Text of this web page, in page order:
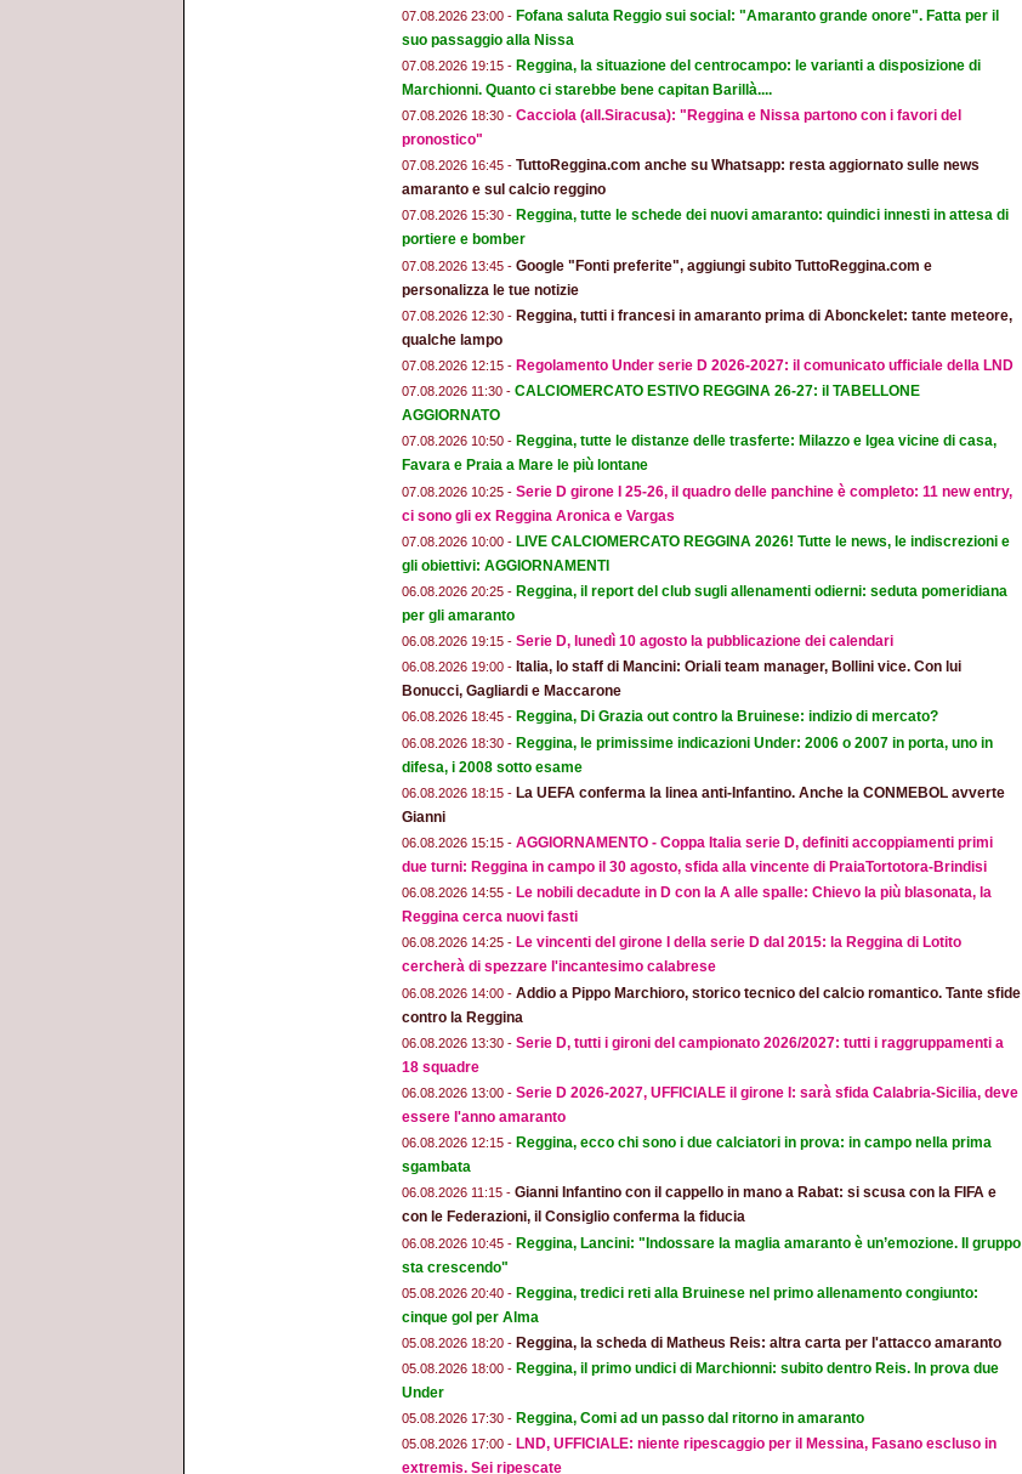
07.08.2026 23:00 - Fofana saluta Reggio sui social: "Amaranto grande onore". Fatta per il
suo passaggio alla Nissa
07.08.2026 19:15 - Reggina, la situazione del centrocampo: le varianti a disposizione di
Marchionni. Quanto ci starebbe bene capitan Barillà....
07.08.2026 18:30 - Cacciola (all.Siracusa): "Reggina e Nissa partono con i favori del
pronostico"
07.08.2026 16:45 - TuttoReggina.com anche su Whatsapp: resta aggiornato sulle news
amaranto e sul calcio reggino
07.08.2026 15:30 - Reggina, tutte le schede dei nuovi amaranto: quindici innesti in attesa di
portiere e bomber
07.08.2026 13:45 - Google "Fonti preferite", aggiungi subito TuttoReggina.com e
personalizza le tue notizie
07.08.2026 12:30 - Reggina, tutti i francesi in amaranto prima di Abonckelet: tante meteore,
qualche lampo
07.08.2026 12:15 - Regolamento Under serie D 2026-2027: il comunicato ufficiale della LND
07.08.2026 11:30 - CALCIOMERCATO ESTIVO REGGINA 26-27: il TABELLONE
AGGIORNATO
07.08.2026 10:50 - Reggina, tutte le distanze delle trasferte: Milazzo e Igea vicine di casa,
Favara e Praia a Mare le più lontane
07.08.2026 10:25 - Serie D girone I 25-26, il quadro delle panchine è completo: 11 new entry,
ci sono gli ex Reggina Aronica e Vargas
07.08.2026 10:00 - LIVE CALCIOMERCATO REGGINA 2026! Tutte le news, le indiscrezioni e
gli obiettivi: AGGIORNAMENTI
06.08.2026 20:25 - Reggina, il report del club sugli allenamenti odierni: seduta pomeridiana
per gli amaranto
06.08.2026 19:15 - Serie D, lunedì 10 agosto la pubblicazione dei calendari
06.08.2026 19:00 - Italia, lo staff di Mancini: Oriali team manager, Bollini vice. Con lui
Bonucci, Gagliardi e Maccarone
06.08.2026 18:45 - Reggina, Di Grazia out contro la Bruinese: indizio di mercato?
06.08.2026 18:30 - Reggina, le primissime indicazioni Under: 2006 o 2007 in porta, uno in
difesa, i 2008 sotto esame
06.08.2026 18:15 - La UEFA conferma la linea anti-Infantino. Anche la CONMEBOL avverte
Gianni
06.08.2026 15:15 - AGGIORNAMENTO - Coppa Italia serie D, definiti accoppiamenti primi
due turni: Reggina in campo il 30 agosto, sfida alla vincente di PraiaTortotora-Brindisi
06.08.2026 14:55 - Le nobili decadute in D con la A alle spalle: Chievo la più blasonata, la
Reggina cerca nuovi fasti
06.08.2026 14:25 - Le vincenti del girone I della serie D dal 2015: la Reggina di Lotito
cercherà di spezzare l'incantesimo calabrese
06.08.2026 14:00 - Addio a Pippo Marchioro, storico tecnico del calcio romantico. Tante sfide
contro la Reggina
06.08.2026 13:30 - Serie D, tutti i gironi del campionato 2026/2027: tutti i raggruppamenti a
18 squadre
06.08.2026 13:00 - Serie D 2026-2027, UFFICIALE il girone I: sarà sfida Calabria-Sicilia, deve
essere l'anno amaranto
06.08.2026 12:15 - Reggina, ecco chi sono i due calciatori in prova: in campo nella prima
sgambata
06.08.2026 11:15 - Gianni Infantino con il cappello in mano a Rabat: si scusa con la FIFA e
con le Federazioni, il Consiglio conferma la fiducia
06.08.2026 10:45 - Reggina, Lancini: "Indossare la maglia amaranto è un’emozione. Il gruppo
sta crescendo"
05.08.2026 20:40 - Reggina, tredici reti alla Bruinese nel primo allenamento congiunto:
cinque gol per Alma
05.08.2026 18:20 - Reggina, la scheda di Matheus Reis: altra carta per l'attacco amaranto
05.08.2026 18:00 - Reggina, il primo undici di Marchionni: subito dentro Reis. In prova due
Under
05.08.2026 17:30 - Reggina, Comi ad un passo dal ritorno in amaranto
05.08.2026 17:00 - LND, UFFICIALE: niente ripescaggio per il Messina, Fasano escluso in
extremis. Sei ripescate